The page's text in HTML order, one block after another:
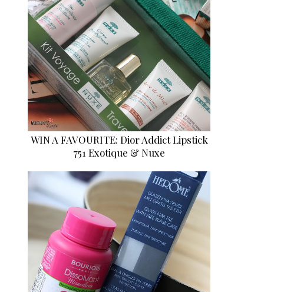
WIN A FAVOURITE: Dior Addict Lipstick
751 Exotique & Nuxe